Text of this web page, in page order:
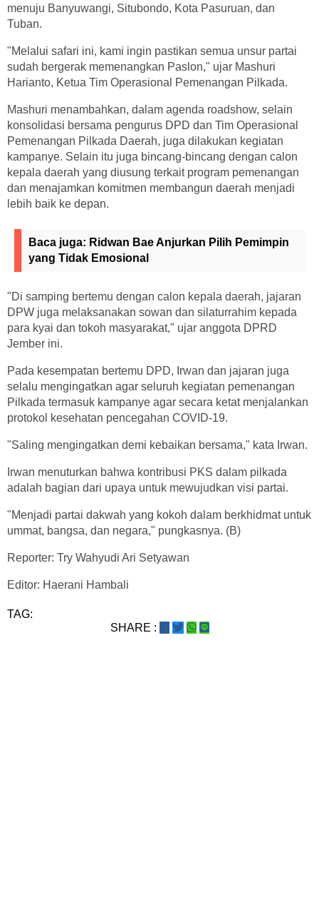
menuju Banyuwangi, Situbondo, Kota Pasuruan, dan
Tuban.
"Melalui safari ini, kami ingin pastikan semua unsur partai
sudah bergerak memenangkan Paslon," ujar Mashuri
Harianto, Ketua Tim Operasional Pemenangan Pilkada.
Mashuri menambahkan, dalam agenda roadshow, selain
konsolidasi bersama pengurus DPD dan Tim Operasional
Pemenangan Pilkada Daerah, juga dilakukan kegiatan
kampanye. Selain itu juga bincang-bincang dengan calon
kepala daerah yang diusung terkait program pemenangan
dan menajamkan komitmen membangun daerah menjadi
lebih baik ke depan.
Baca juga: Ridwan Bae Anjurkan Pilih Pemimpin
yang Tidak Emosional
"Di samping bertemu dengan calon kepala daerah, jajaran
DPW juga melaksanakan sowan dan silaturrahim kepada
para kyai dan tokoh masyarakat," ujar anggota DPRD
Jember ini.
Pada kesempatan bertemu DPD, Irwan dan jajaran juga
selalu mengingatkan agar seluruh kegiatan pemenangan
Pilkada termasuk kampanye agar secara ketat menjalankan
protokol kesehatan pencegahan COVID-19.
"Saling mengingatkan demi kebaikan bersama," kata Irwan.
Irwan menuturkan bahwa kontribusi PKS dalam pilkada
adalah bagian dari upaya untuk mewujudkan visi partai.
"Menjadi partai dakwah yang kokoh dalam berkhidmat untuk
ummat, bangsa, dan negara," pungkasnya. (B)
Reporter: Try Wahyudi Ari Setyawan
Editor: Haerani Hambali
TAG:
SHARE :